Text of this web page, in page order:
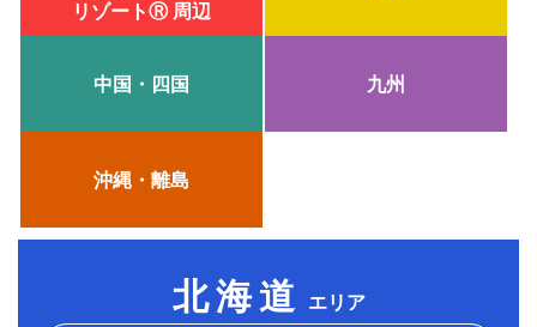
リゾートⓇ 周辺
中国・四国 九州
沖縄・離島
北海道 エリア